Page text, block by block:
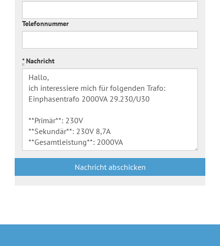
Telefonnummer
*Nachricht
Nachricht abschicken